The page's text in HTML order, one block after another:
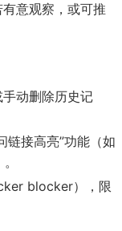
意观察，或可推
动删除历史记
链接高亮”功能（如
blocker），限
近日，有